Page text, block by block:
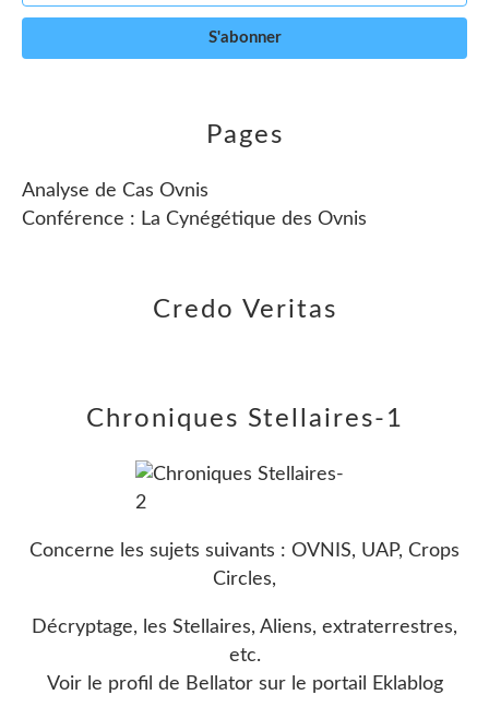
Pages
Analyse de Cas Ovnis
Conférence : La Cynégétique des Ovnis
Credo Veritas
Chroniques Stellaires-1
Concerne les sujets suivants : OVNIS, UAP, Crops
Circles,
Décryptage, les Stellaires, Aliens, extraterrestres,
etc.
Voir le profil de Bellator sur le portail Eklablog